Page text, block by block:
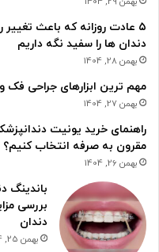
۵ عادت روزانه که باعث
دندان ها را سفید نگه داریم
بهمن 28, 1404
مهم ترین ابزارهای جراحی
بهمن 27, 1404
راهنمای خرید یونیت
مقرون به صرفه انتخاب کنیم؟
بهمن 26, 1404
باندینگ
بررسی
دندان
بهمن 25, 1404